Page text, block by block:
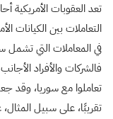
تعد العقوبات
التعاملات بين الكيانات
في المعاملات التي تشمل
فالشركات والأفراد
تعاملوا مع سوريا، وقد
تقريبًا، على سبيل